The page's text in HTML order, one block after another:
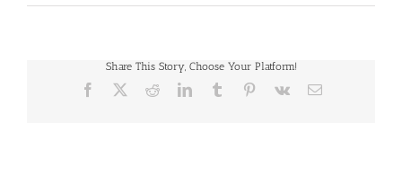
Share This Story, Choose Your Platform!
Facebook RedditLinkedInTumblr Pinterest
Vk Email: